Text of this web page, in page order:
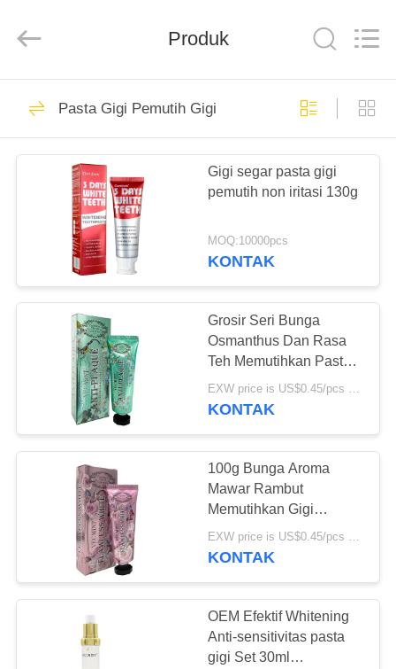
RUMAH
PRODUK
VIDEO
TENTANG
KAMI
PABRIK
KONTROL
KUALITAS
HUBUNGI
PERMINTAAN
PENAWARAN
CARE
CENTER.
Pasta Gigi
Perawatan Mulut
150
Pasta Gigi Pemutih
Gigi
58
Pasta gigi rasa buah
Produk
Pasta Gigi Pemutih Gigi
Gigi segar pasta gigi
pemutih non iritasi 130g
MOQ:10000pcs
KONTAK
Grosir Seri Bunga
Osmanthus Dan Rasa
Teh Memutihkan Pasta
Gigi Pembersih Lidah
Memutihkan Gigi
EXW price is US$0.45/pcs MOQ:10000 pcs
KONTAK
100g Bunga Aroma
Mawar Rambut
Memutihkan Gigi
Pembersih Dasar
Perawatan Mulut
EXW price is US$0.45/pcs MOQ:10000 pcs
KONTAK
OEM Efektif Whitening
Anti-sensitivitas pasta
gigi Set 30ml